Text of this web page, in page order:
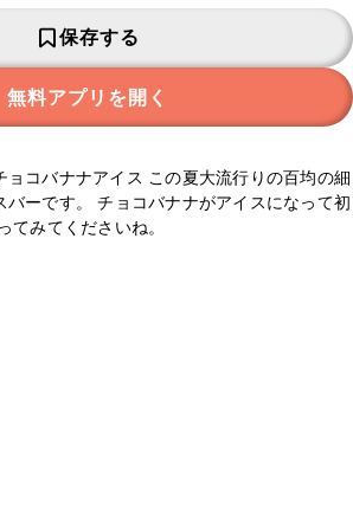
保存する
無料アプリを開く
ョコバナナアイス この夏大流行りの百均の細
バーです。 チョコバナナがアイスになって初
てみてくださいね。